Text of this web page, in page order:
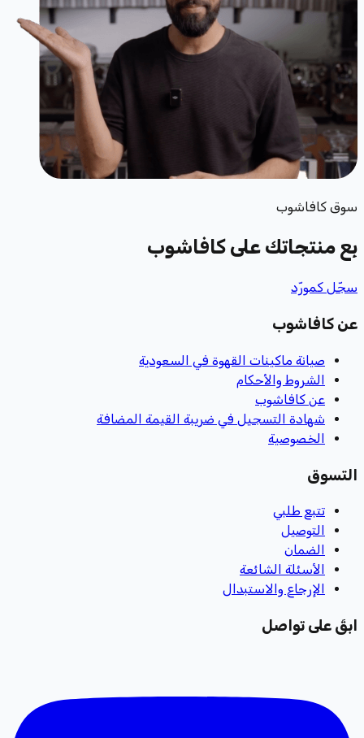
سوق كافاشوب
بِع منتجاتك على كافاشوب
سجّل كمورّد
عن كافاشوب
صيانة ماكينات القهوة في السعودية
الشروط والأحكام
عن كافاشوب
شهادة التسجيل في ضريبة القيمة المضافة
الخصوصية
التسوق
تتبع طلبي
التوصيل
الضمان
الأسئلة الشائعة
الإرجاع والاستبدال
ابقَ على تواصل